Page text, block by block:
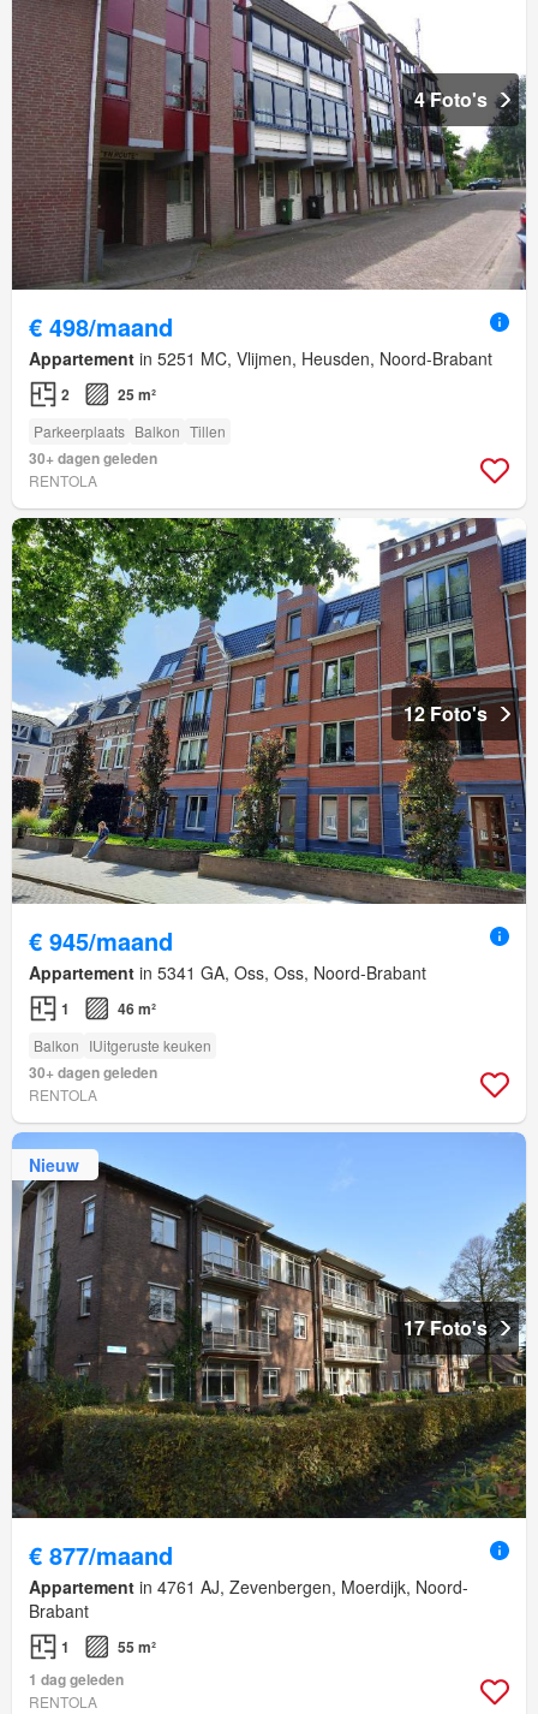
4 Foto's
€ 498/maand
Appartement in 5251 MC, Vlijmen, Heusden, Noord-Brabant
2 25 m²
Parkeerplaats Balkon Tillen
30+ dagen geleden
RENTOLA
12 Foto's
€ 945/maand
Appartement in 5341 GA, Oss, Oss, Noord-Brabant
1 46 m²
Balkon IUitgeruste keuken
30+ dagen geleden
RENTOLA
Nieuw
17 Foto's
€ 877/maand
Appartement in 4761 AJ, Zevenbergen, Moerdijk, Noord-
Brabant
1
55 m²
1 dag geleden
RENTOLA